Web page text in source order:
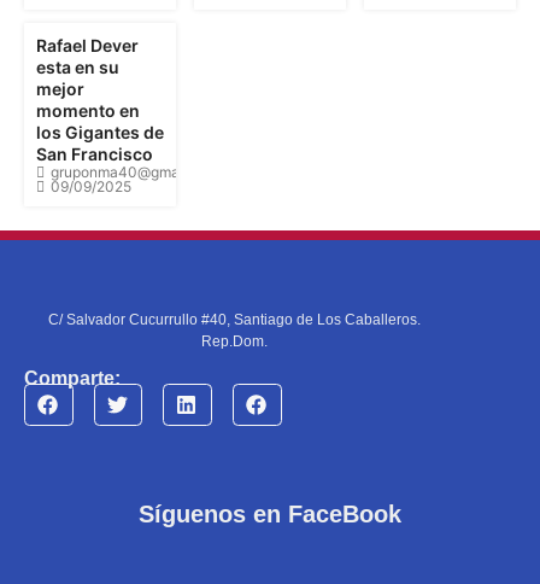
Rafael Dever
esta en su
mejor
momento en
los Gigantes de
San Francisco
gruponma40@gmail.com
09/09/2025
C/ Salvador Cucurrullo #40, Santiago de Los Caballeros.
Rep.Dom.
Comparte:
Síguenos en FaceBook